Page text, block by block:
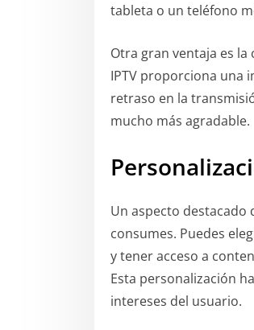
tableta o un teléfono
Otra gran ventaja es
IPTV proporciona una
retraso en la
mucho más agradable.
Un aspecto destacado
consumes. Puedes
y tener acceso a
Esta personalización
intereses del usuario.